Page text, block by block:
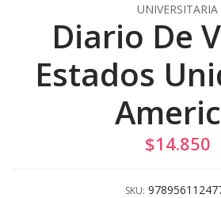
UNIVERSITARIA
Diario De
Estados
$14.850
SKU: